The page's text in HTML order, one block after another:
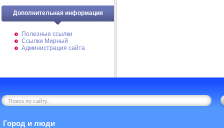
Дополнительная информация
Полезные ссылки
Ссылки Мирный
Администрация сайта
Город и люди